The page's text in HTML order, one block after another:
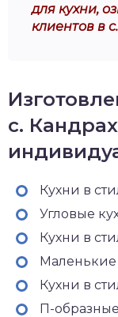
для кухни,
клиентов в
с.
Кухни в
Угловые
Кухни в
Маленькие
Кухни в
П-